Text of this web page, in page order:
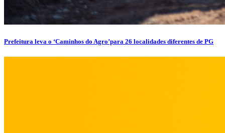
Prefeitura leva o ‘Caminhos do Agro’para 26 localidades diferentes de PG